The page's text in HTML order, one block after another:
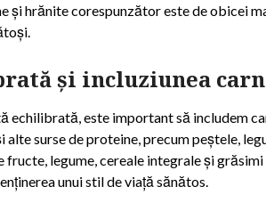
și hrănite corespunzător este de obicei
și incluziunea
echilibrată, este important să includem
alte surse de proteine, precum peștele,
fructe, legume, cereale integrale și
unui stil de viață sănătos.